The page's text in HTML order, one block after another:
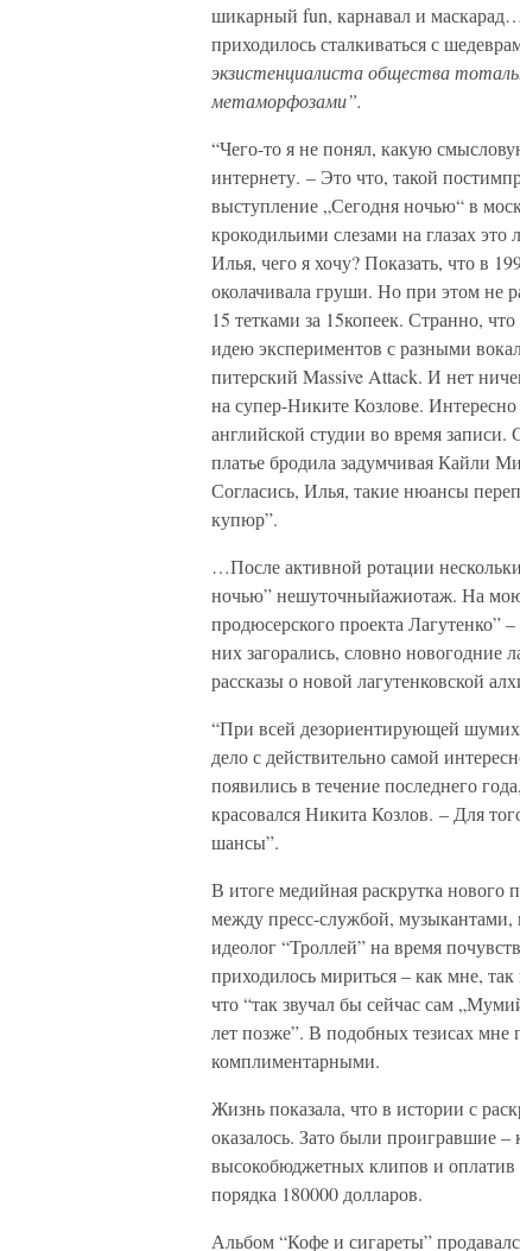
шикарный fun, карнавал и
приходилось сталкиваться с
экзистенциалиста общества
метаморфозами”.
“Чего-то я не понял, какую
интернету. – Это что, такой
выступление „Сегодня ночью“ в
крокодильими слезами на глазах
Илья, чего я хочу? Показать, что в
околачивала груши. Но при этом не
15 тетками за 15копеек. Странно,
идею экспериментов с разными
питерский Massive Attack. И нет
на супер-Никите Козлове.
английской студии во время
платье бродила задумчивая Кайли
Согласись, Илья, такие нюансы
купюр”.
…После активной ротации
ночью” нешуточныйажиотаж. На мою
продюсерского проекта Лагутенко”
них загорались, словно
рассказы о новой лагутенковской
“При всей дезориентирующей
дело с действительно самой
появились в течение последнего
красовался Никита Козлов. – Для
шансы”.
В итоге медийная раскрутка нового
между пресс-службой,
идеолог “Троллей” на время
приходилось мириться – как мне,
что “так звучал бы сейчас сам
лет позже”. В подобных тезисах мне
комплиментарными.
Жизнь показала, что в истории с
оказалось. Зато были проигравшие
высокобюджетных клипов и оплатив
порядка 180000 долларов.
Альбом “Кофе и сигареты”